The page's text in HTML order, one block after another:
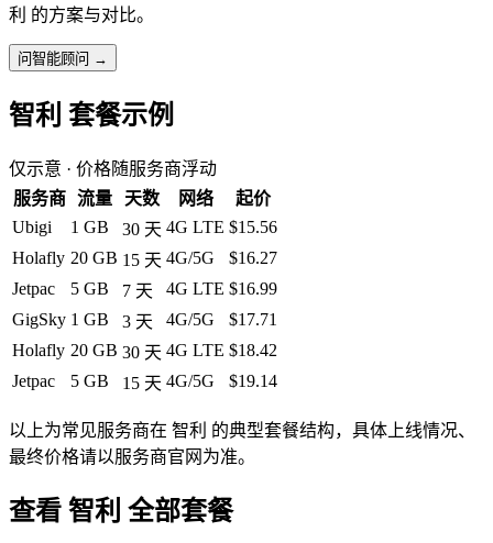
利 的方案与对比。
问智能顾问 →
智利 套餐示例
仅示意 · 价格随服务商浮动
服务商
流量 天数 网络
起价
Ubigi
1 GB 30 天 4G LTE $15.56
Holafly 20 GB 15 天 4G/5G
$16.27
Jetpac
5 GB 7 天 4G LTE $16.99
GigSky 1 GB 3 天 4G/5G
$17.71
Holafly 20 GB 30 天 4G LTE $18.42
Jetpac
5 GB 15 天 4G/5G $19.14
以上为常见服务商在 智利 的典型套餐结构，具体上线情况、
最终价格请以服务商官网为准。
查看 智利 全部套餐